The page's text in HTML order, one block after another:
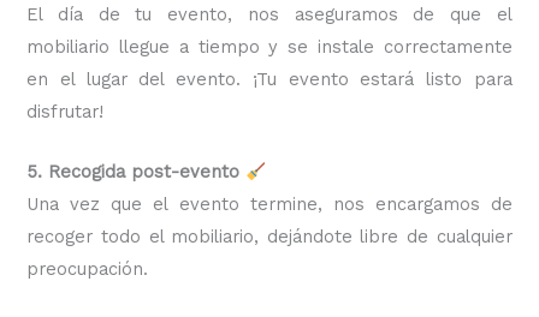
El día de tu evento, nos aseguramos de que el
mobiliario llegue a tiempo y se instale correctamente
en el lugar del evento. ¡Tu evento estará listo para
disfrutar!
5. Recogida post-evento
Una vez que el evento termine, nos encargamos de
recoger todo el mobiliario, dejándote libre de cualquier
preocupación.